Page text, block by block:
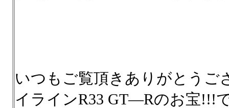
いつもご覧頂きありがとうご
イラインR33 GT—Rのお宝!!!